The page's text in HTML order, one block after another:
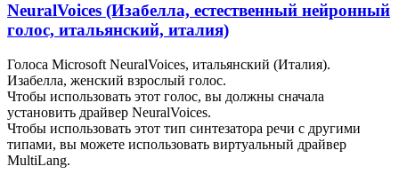
NeuralVoices (Изабелла, естественный нейронный
голос, итальянский, италия)
Голоса Microsoft NeuralVoices, итальянский (Италия).
Изабелла, женский взрослый голос.
Чтобы использовать этот голос, вы должны сначала
установить драйвер NeuralVoices.
Чтобы использовать этот тип синтезатора речи с другими
типами, вы можете использовать виртуальный драйвер
MultiLang.